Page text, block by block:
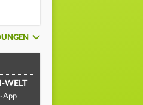
WELT
App